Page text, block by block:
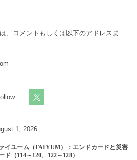
、コメントもしくは以下のアドレスま
:
1, 2026
イユーム（FAIYUM）：エンドカードと災害
ド（114～120、122～128）